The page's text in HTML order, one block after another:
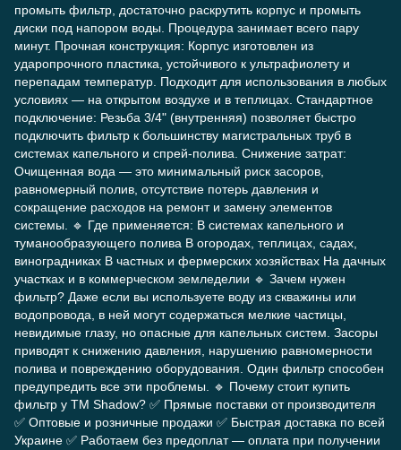
промыть фильтр, достаточно раскрутить корпус и промыть
диски под напором воды. Процедура занимает всего пару
минут. Прочная конструкция: Корпус изготовлен из
ударопрочного пластика, устойчивого к ультрафиолету и
перепадам температур. Подходит для использования в любых
условиях — на открытом воздухе и в теплицах. Стандартное
подключение: Резьба 3/4" (внутренняя) позволяет быстро
подключить фильтр к большинству магистральных труб в
системах капельного и спрей-полива. Снижение затрат:
Очищенная вода — это минимальный риск засоров,
равномерный полив, отсутствие потерь давления и
сокращение расходов на ремонт и замену элементов
системы. 🔹 Где применяется: В системах капельного и
туманообразующего полива В огородах, теплицах, садах,
виноградниках В частных и фермерских хозяйствах На дачных
участках и в коммерческом земледелии 🔹 Зачем нужен
фильтр? Даже если вы используете воду из скважины или
водопровода, в ней могут содержаться мелкие частицы,
невидимые глазу, но опасные для капельных систем. Засоры
приводят к снижению давления, нарушению равномерности
полива и повреждению оборудования. Один фильтр способен
предупредить все эти проблемы. 🔹 Почему стоит купить
фильтр у TM Shadow? ✅ Прямые поставки от производителя
✅ Оптовые и розничные продажи ✅ Быстрая доставка по всей
Украине ✅ Работаем без предоплат — оплата при получении